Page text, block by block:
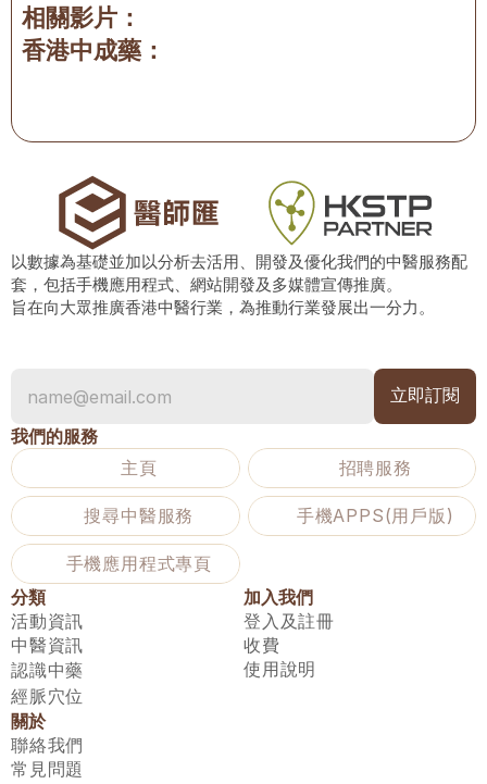
相關影片：
香港中成藥：
以數據為基礎並加以分析去活用、開發及優化我們的中醫服務配
套，包括手機應用程式、網站開發及多媒體宣傳推廣。
旨在向大眾推廣香港中醫行業，為推動行業發展出一分力。
我們的服務
主頁
招聘服務
搜尋中醫服務 手機APPS(用戶版)
手機應用程式專頁
分類
活動資訊
中醫資訊
認識中藥
經脈穴位
加入我們
登入及註冊
收費
使用說明
關於
聯絡我們
常見問題